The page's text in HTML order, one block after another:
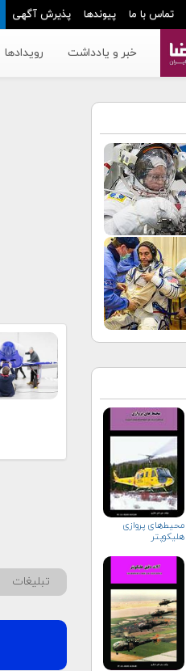
تماس با ما پیوندها پذیرش آگهی
خبر و یادداشت رویدادها
محیط‌های پروازی
هلیكوپتر
تبلیغات